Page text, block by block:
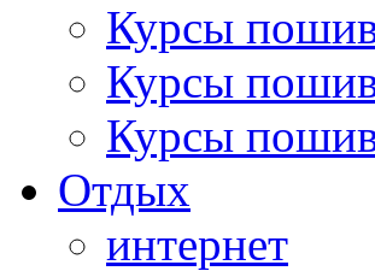
Курсы
Курсы
Курсы
Отдых
интернет